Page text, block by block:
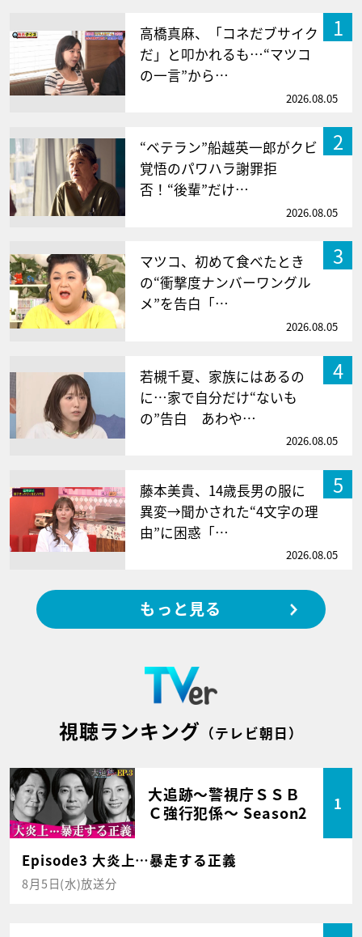
1
高橋真麻、「コネだブサイク
だ」と叩かれるも…“マツコ
の一言”から…
2026.08.05
2
“ベテラン”船越英一郎がクビ
覚悟のパワハラ謝罪拒
否！“後輩”だけ…
2026.08.05
3
マツコ、初めて食べたとき
の“衝撃度ナンバーワングル
メ”を告白「…
2026.08.05
4
若槻千夏、家族にはあるの
に…家で自分だけ“ないも
の”告白 あわや…
2026.08.05
5
藤本美貴、14歳長男の服に
異変→聞かされた“4文字の理
由”に困惑「…
2026.08.05
もっと見る
視聴ランキング （テレビ朝日）
大追跡～警視庁ＳＳＢ
Ｃ強行犯係～ Season2
1
Episode3 大炎上…暴走する正義
8月5日(水)放送分